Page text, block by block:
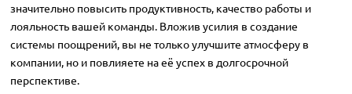
значительно повысить продуктивность, качество работы и
лояльность вашей команды. Вложив усилия в создание
системы поощрений, вы не только улучшите атмосферу в
компании, но и повлияете на её успех в долгосрочной
перспективе.